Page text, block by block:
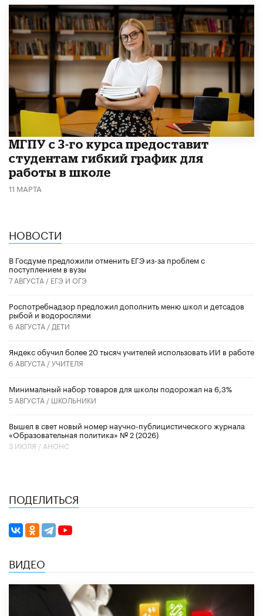
МГПУ с 3-го курса предоставит
студентам гибкий график для
работы в школе
11 МАРТА
НОВОСТИ
В Госдуме предложили отменить ЕГЭ из-за проблем с
поступлением в вузы
7 АВГУСТА / ЕГЭ И ОГЭ
Роспотребнадзор предложил дополнить меню школ и детсадов
рыбой и водорослями
6 АВГУСТА / ДЕТИ
​Яндекс обучил более 20 тысяч учителей использовать ИИ в работе
6 АВГУСТА /УЧИТЕЛЯ
Минимальный набор товаров для школы подорожал на 6,3%
5 АВГУСТА / ШКОЛЬНИКИ
Вышел в свет новый номер научно-публицистического журнала
«Образовательная политика» № 2 (2026)
3 ИЮЛЯ / АНОНС
ПОДЕЛИТЬСЯ
ВИДЕО